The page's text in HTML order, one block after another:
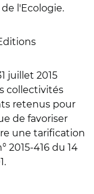
l'Ecologie.
juillet 2015
collectivités
retenus pour
de favoriser
une tarification
2015-416 du 14